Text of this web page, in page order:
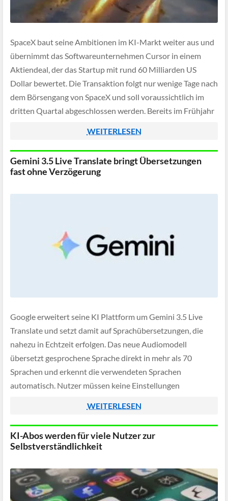
SpaceX baut seine Ambitionen im KI-Markt weiter aus und
übernimmt das Softwareunternehmen Cursor in einem
Aktiendeal, der das Startup mit rund 60 Milliarden US
Dollar bewertet. Die Transaktion folgt nur wenige Tage nach
dem Börsengang von SpaceX und soll voraussichtlich im
dritten Quartal abgeschlossen werden. Bereits im Frühjahr
WEITERLESEN
Gemini 3.5 Live Translate bringt Übersetzungen
fast ohne Verzögerung
Google erweitert seine KI Plattform um Gemini 3.5 Live
Translate und setzt damit auf Sprachübersetzungen, die
nahezu in Echtzeit erfolgen. Das neue Audiomodell
übersetzt gesprochene Sprache direkt in mehr als 70
Sprachen und erkennt die verwendeten Sprachen
automatisch. Nutzer müssen keine Einstellungen
WEITERLESEN
KI-Abos werden für viele Nutzer zur
Selbstverständlichkeit